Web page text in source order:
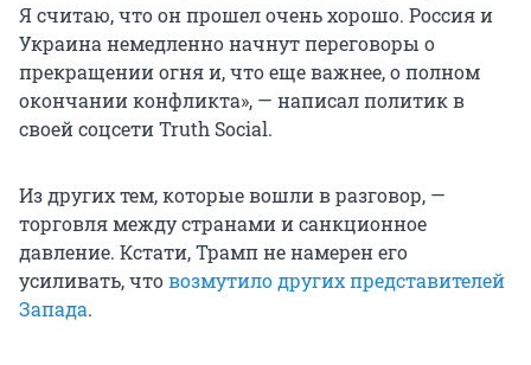
Я считаю, что он прошел очень хорошо. Россия и
Украина немедленно начнут переговоры о
прекращении огня и, что еще важнее, о полном
окончании конфликта», — написал политик в
своей соцсети Truth Social.
Из других тем, которые вошли в разговор, —
торговля между странами и санкционное
давление. Кстати, Трамп не намерен его
усиливать, чтовозмутило других представителей
Запада.